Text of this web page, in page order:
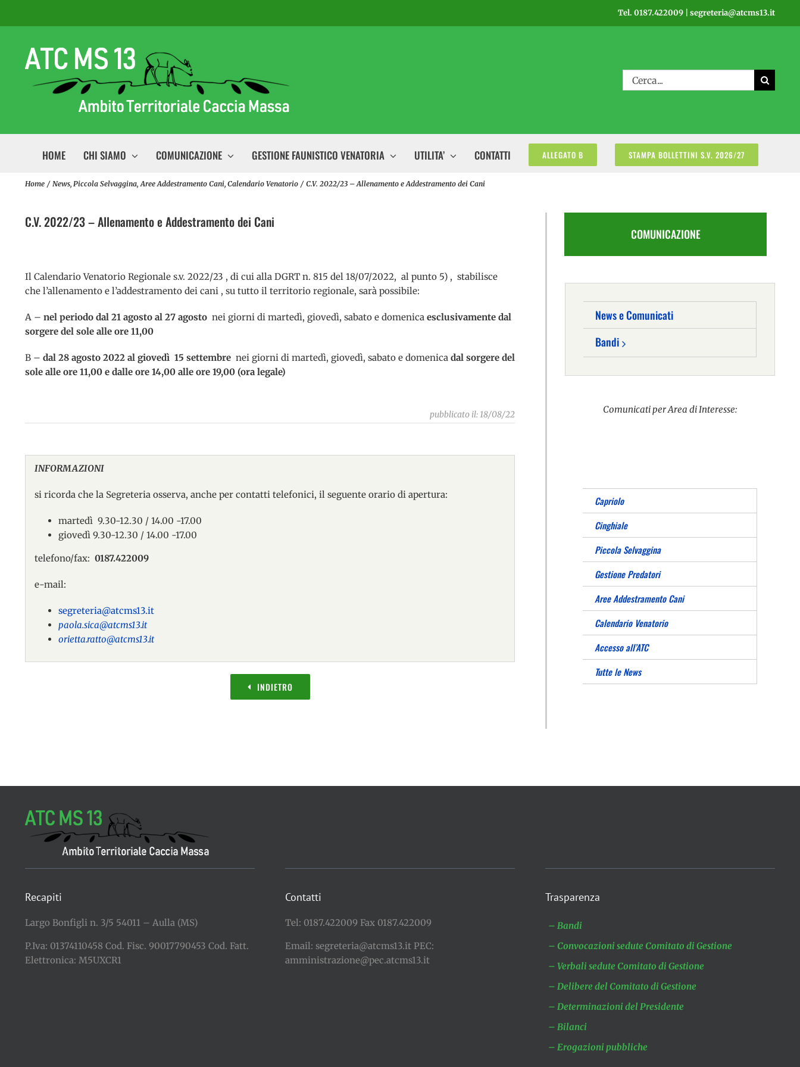
Tel. 0187.422009 | segreteria@atcms13.it
Cerca
per:
HOME CHI SIAMO COMUNICAZIONE GESTIONE FAUNISTICO VENATORIA UTILITA’ CONTATTI ALLEGATO B STAMPA BOLLETTINI S.V. 2026/27
Home News Piccola Selvaggina Aree Addestramento Cani Calendario Venatorio C.V. 2022/23 – Allenamento e Addestramento dei Cani
C.V. 2022/23 – Allenamento e Addestramento dei Cani
Il Calendario Venatorio Regionale s.v. 2022/23 , di cui alla DGRT n. 815 del 18/07/2022, al punto 5) , stabilisce
che l’allenamento e l’addestramento dei cani , su tutto il territorio regionale, sarà possibile:
A – nel periodo dal 21 agosto al 27 agosto nei giorni di martedì, giovedì, sabato e domenica esclusivamente dal
sorgere del sole alle ore 11,00
B – dal 28 agosto 2022 al giovedì 15 settembrenei giorni di martedì, giovedì, sabato e domenica dal sorgere del
sole alle ore 11,00 e dalle ore 14,00 alle ore 19,00 (ora legale)
pubblicato il: 18/08/22
INFORMAZIONI
si ricorda che la Segreteria osserva, anche per contatti telefonici, il seguente orario di apertura:
martedì 9.30-12.30 / 14.00 -17.00
giovedì 9.30-12.30 / 14.00 -17.00
telefono/fax: 0187.422009
e-mail:
segreteria@atcms13.it
paola.sica@atcms13.it
orietta.ratto@atcms13.it
INDIETRO
COMUNICAZIONE
News e Comunicati
Bandi
Comunicati per Area di Interesse:
Capriolo
Cinghiale
Piccola Selvaggina
Gestione Predatori
Aree Addestramento Cani
Calendario Venatorio
Accesso all’ATC
Tutte le News
Recapiti
Largo Bonfigli n. 3/5 54011 – Aulla (MS)
P.Iva: 01374110458 Cod. Fisc. 90017790453 Cod. Fatt.
Elettronica: M5UXCR1
Contatti
Tel: 0187.422009 Fax 0187.422009
Email: segreteria@atcms13.it PEC:
amministrazione@pec.atcms13.it
Trasparenza
– Bandi
– Convocazioni sedute Comitato di Gestione
– Verbali sedute Comitato di Gestione
– Delibere del Comitato di Gestione
– Determinazioni del Presidente
– Bilanci
– Erogazioni pubbliche